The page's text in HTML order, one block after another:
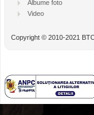
Albume foto
Video
Copyright © 2010-2021